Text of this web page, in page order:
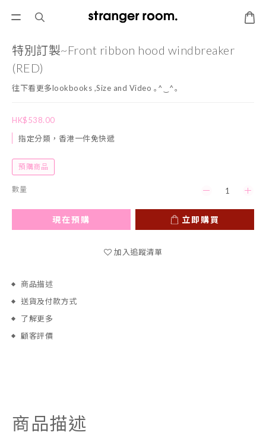
特別訂製~Front ribbon hood windbreaker
(RED)
往下看更多lookbooks ,Size and Video ｡^‿^｡
HK$538.00
指定分類，香港一件免快遞
預購商品
數量
現在預購 立即購買
加入追蹤清單
商品描述
送貨及付款方式
了解更多
顧客評價
商品描述